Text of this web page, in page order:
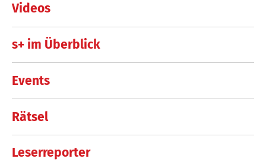
Videos
s+ im Überblick
Events
Rätsel
Leserreporter